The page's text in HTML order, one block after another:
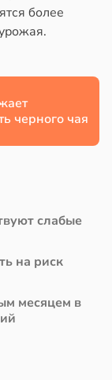
более
черного чая
слабые
на риск
месяцем в